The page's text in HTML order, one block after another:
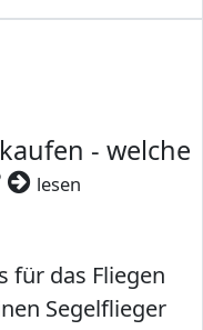
- welche
lesen
für das Fliegen
Segelflieger